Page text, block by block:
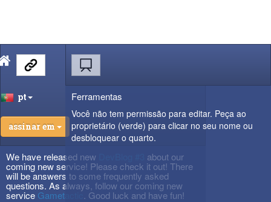
pt
assinar em
We have released new about our
coming new service! Please check it out! There
will be answers to some frequently asked
questions. As always, follow our coming new
service Gametactic. Good luck and have fun!
Ferramentas
Você não tem permissão para editar. Peça ao
proprietário (verde) para clicar no seu nome ou
desbloquear o quarto.